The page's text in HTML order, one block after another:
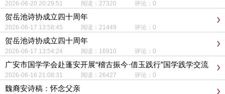
2026-06-20 20:29:51 阅读：27320 评论：0
贺岳池诗协成立四十周年
2026-06-17 13:58:45 阅读：21449 评论：0
贺岳池诗协成立四十周年
2026-06-17 13:54:24 阅读：16910 评论：0
广安市国学学会赴蓬安开展“稽古振今·借玉践行”国学践学交流
活动
2026-06-16 21:08:31 阅读：26427 评论：0
魏裔安诗稿：怀念父亲